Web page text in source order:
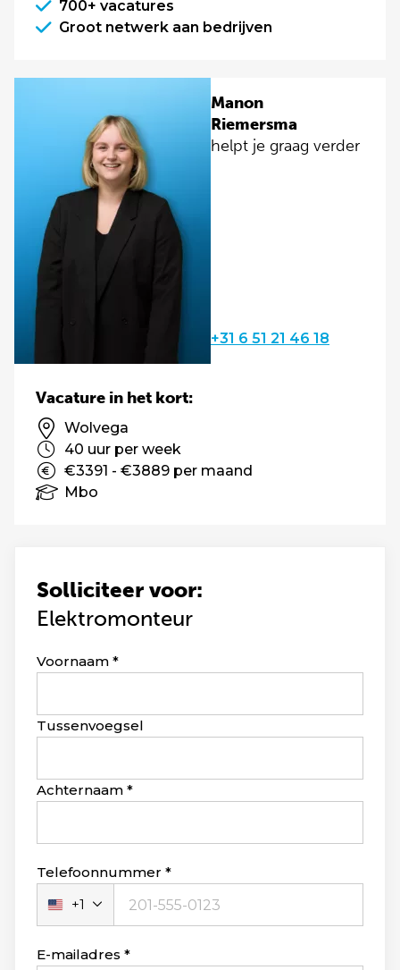
700+ vacatures
Groot netwerk aan bedrijven
Manon
Riemersma
helpt je graag verder
+31 6 51 21 46 18
Solliciteer voor:
Elektromonteur
Leave
blank
Voornaam
Tussenvoegsel
Achternaam
Telefoonnummer
Verenigde
Staten
+1
+1
E-mailadres
Vacature in het kort:
Wolvega
40 uur per week
€3391 - €3889 per maand
Mbo